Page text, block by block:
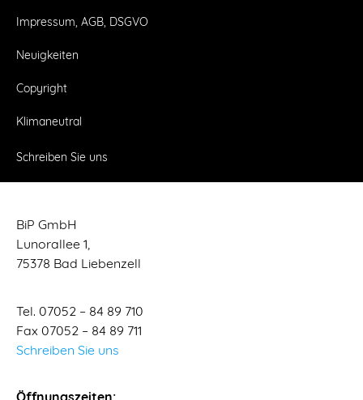
Impressum, AGB, DSGVO
Neuigkeiten
Copyright
Klimaneutral
Schreiben Sie uns
BiP GmbH
Lunorallee 1,
75378 Bad Liebenzell
Tel. 07052 – 84 89 710
Fax 07052 – 84 89 711
Schreiben Sie uns